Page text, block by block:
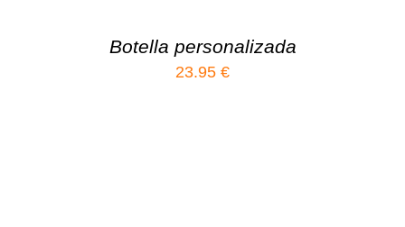
Botella personalizada
23.95 €